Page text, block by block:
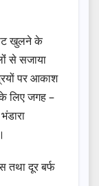
खुलने के
से सजाया
पर आकाश
के लिए जगह –
तथा दूर बर्फ